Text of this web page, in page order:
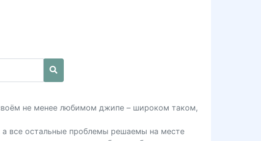
не менее любимом джипе – широком таком,
а все остальные проблемы решаемы на месте